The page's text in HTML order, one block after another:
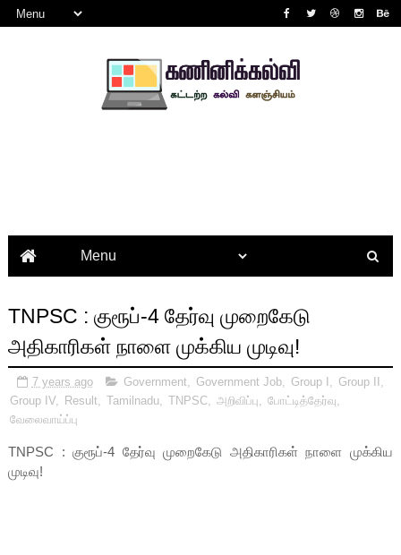
TNPSC : குரூப்-4 தேர்வு முறைகேடு
அதிகாரிகள் நாளை முக்கிய முடிவு!
7 years ago Government Government Job, Group I Group II
Group IV, Result Tamilnadu TNPSC, அறிவிப்பு போட்டித்தேர்வு
வேலைவாய்ப்பு
TNPSC : குரூப்-4 தேர்வு முறைகேடு அதிகாரிகள் நாளை முக்கிய
முடிவு!